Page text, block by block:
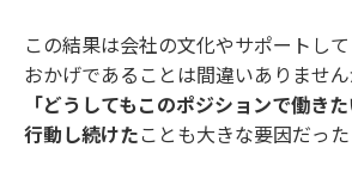
この結果は会社の文化やサポートし
おかげであることは間違いありませ
「どうしてもこのポジションで働きた
行動し続けた ことも大きな要因だった